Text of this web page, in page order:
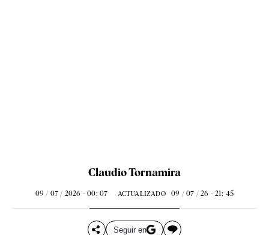
Claudio Tornamira
09 / 07 / 2026 - 00: 07 ACTUALIZADO 09 / 07 / 26 - 21: 45
Seguir en